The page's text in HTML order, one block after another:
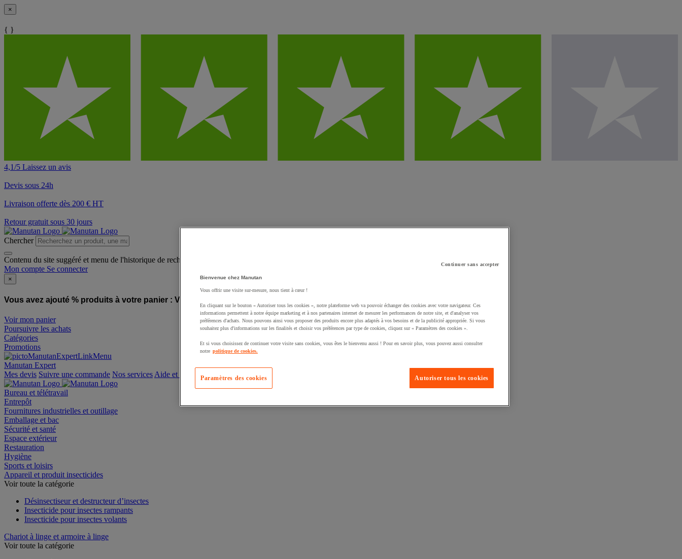
×
{ }
4,1/5 Laissez un avis
Devis sous 24h
Livraison offerte dès 200 € HT
Retour gratuit sous 30 jours
Chercher
Contenu du site suggéré et menu de l'historique de recherche
Mon compte Se connecter
×
Vous avez ajouté % produits à votre panier : Vous avez ajouté un produit à votre panier :
Voir mon panier
Poursuivre les achats
Catégories
Promotions
Manutan Expert
offre reconditionnée
Mes devis Suivre une commande Nos services Aide et contact
Bureau et télétravail
Entrepôt
Fournitures industrielles et outillage
Emballage et bac
Sécurité et santé
Espace extérieur
Restauration
Hygiène
Sports et loisirs
Appareil et produit insecticides
Désinsectiseur et destructeur d’insectes
Insecticide pour insectes rampants
Chariot à linge et armoire à linge
Continuer sans accepter
Bienvenue chez Manutan
Vous offrir une visite sur-mesure, nous tient à cœur !
En cliquant sur le bouton « Autoriser tous les cookies », notre plateforme web va pouvoir échanger des cookies avec votre navigateur. Ces
informations permettent à notre équipe marketing et à nos partenaires internet de mesurer les performances de notre site, et d'analyser vos
préférences d'achats. Nous pouvons ainsi vous proposer des produits encore plus adaptés à vos besoins et de la publicité appropriée. Si vous
souhaitez plus d'informations sur les finalités et choisir vos préférences par type de cookies, cliquez sur « Paramètres des cookies ».
Et si vous choisissez de continuer votre visite sans cookies, vous êtes le bienvenu aussi ! Pour en savoir plus, vous pouvez aussi consulter
notre politique de cookies.
Autoriser tous les cookies
Paramètres des cookies